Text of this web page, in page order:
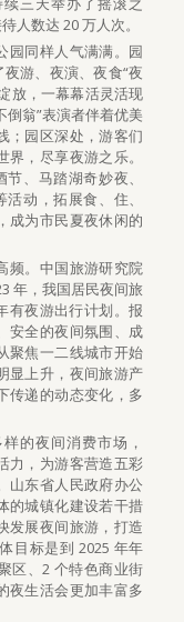
人数达 20 万人次。
园同样人气满满。园
游、夜演、夜食“夜
放，一幕幕活灵活现
倒翁”表演者伴着优美
；园区深处，游客们
，尽享夜游之乐。
、马踏湖奇妙夜、
动，拓展食、住、
成为市民夏夜休闲的
频。中国旅游研究院
年，我国居民夜间旅
有夜游出行计划。报
安全的夜间氛围、成
聚焦一二线城市开始
显上升，夜间旅游产
传递的动态变化，多
的夜间消费市场，
力，为游客营造五彩
山东省人民政府办公
的城镇化建设若干措
发展夜间旅游，打造
目标是到 2025 年年
区、2 个特色商业街
夜生活会更加丰富多